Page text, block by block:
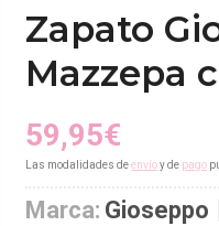
Zapato
Mazzepa
59,95€
Las modalidades deenvíoy de pago
Marca: Gioseppo